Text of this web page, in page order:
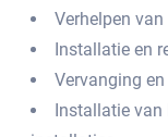
Verhelpen
Installatie en
Vervanging
Installatie van